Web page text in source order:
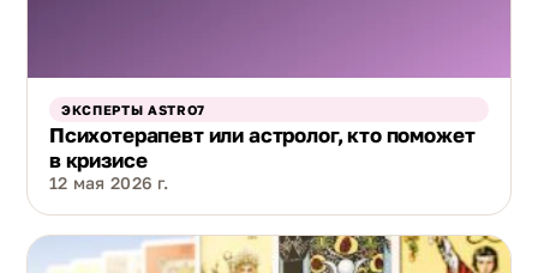
ЭКСПЕРТЫ ASTRO7
Психотерапевт или астролог, кто поможет
в кризисе
12 мая 2026 г.